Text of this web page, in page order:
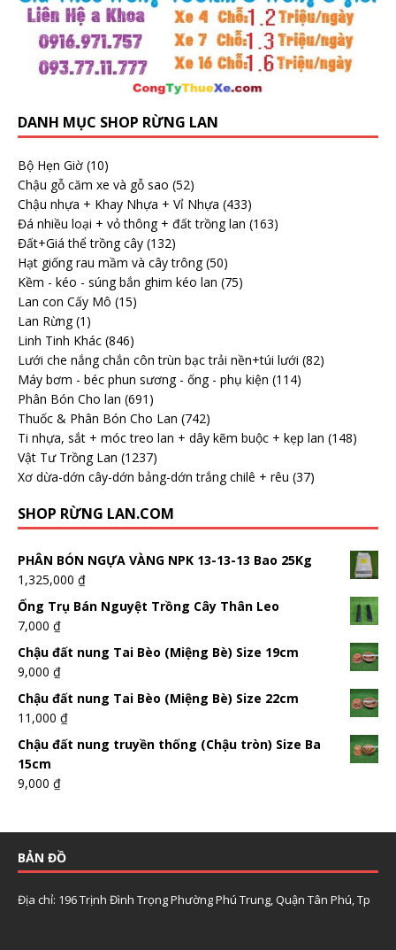
DANH MỤC SHOP RỪNG LAN
Bộ Hẹn Giờ (10)
Chậu gỗ căm xe và gỗ sao (52)
Chậu nhựa + Khay Nhựa + Vỉ Nhựa (433)
Đá nhiều loại + vỏ thông + đất trồng lan (163)
Đất+Giá thể trồng cây (132)
Hạt giống rau mầm và cây trông (50)
Kềm - kéo - súng bắn ghim kéo lan (75)
Lan con Cấy Mô (15)
Lan Rừng (1)
Linh Tinh Khác (846)
Lưới che nắng chắn côn trùn bạc trải nền+túi lưới (82)
Máy bơm - béc phun sương - ống - phụ kiện (114)
Phân Bón Cho lan (691)
Thuốc & Phân Bón Cho Lan (742)
Ti nhựa, sắt + móc treo lan + dây kẽm buộc + kẹp lan (148)
Vật Tư Trồng Lan (1237)
Xơ dừa-dớn cây-dớn bảng-dớn trắng chilê + rêu (37)
SHOP RỪNG LAN.COM
PHÂN BÓN NGỰA VÀNG NPK 13-13-13 Bao 25Kg
1,325,000 ₫
Ống Trụ Bán Nguyệt Trồng Cây Thân Leo
7,000 ₫
Chậu đất nung Tai Bèo (Miệng Bè) Size 19cm
9,000 ₫
Chậu đất nung Tai Bèo (Miệng Bè) Size 22cm
11,000 ₫
Chậu đất nung truyền thống (Chậu tròn) Size Ba
15cm
9,000 ₫
BẢN ĐỒ
Địa chỉ: 196 Trịnh Đình Trọng Phường Phú Trung, Quận Tân Phú, Tp